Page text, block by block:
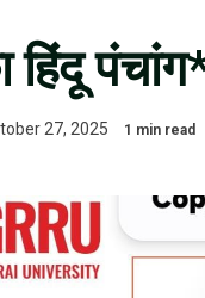
27, 2025 1 min read